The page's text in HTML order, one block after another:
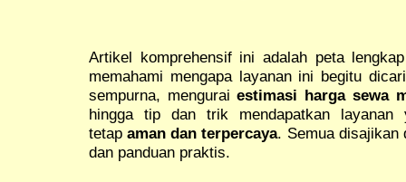
Artikel komprehensif ini adalah peta
memahami mengapa layanan ini begitu
sempurna, menguraiestimasi harga sewa
hingga tip dan trik mendapatkan
tetapaman dan terpercaya. Semua disajikan
dan panduan praktis.